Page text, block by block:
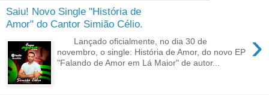
Saiu! Novo Single "História de
Amor" do Cantor Simião Célio.
›
Lançado oficialmente, no dia 30 de
novembro, o single: História de Amor, do novo EP
"Falando de Amor em Lá Maior" de autor...